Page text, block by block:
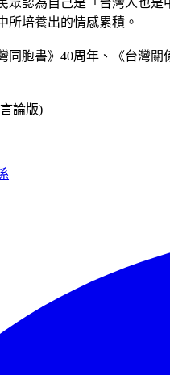
所培養出的情感累積。
同胞書》40周年、《台灣
論版)